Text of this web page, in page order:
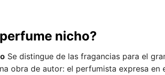
nicho?
Se distingue de las fragancias para el
obra de autor: el perfumista expresa